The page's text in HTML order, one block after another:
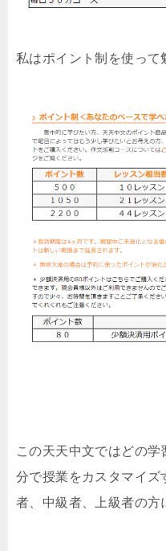
私はポイント制を使って
この天天中文ではどの
分で授業をカスタマイ
者、中級者、上級者の方